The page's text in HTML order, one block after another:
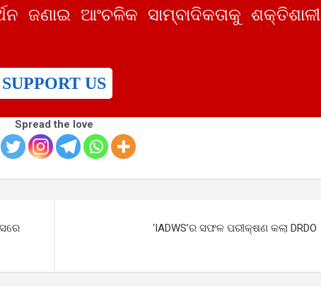
ଜଣାଇ ଆଂଚଳିକ ସାମ୍ବାଦିକତାକୁ ଶକ୍ତିଶାଳୀ
SUPPORT US
Spread the love
‘IADWS’ର ସଫଳ ପରୀକ୍ଷଣ କଲା DRDO